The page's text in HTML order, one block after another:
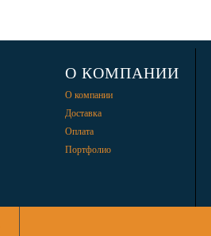
О КОМПАНИИ
О компании
Доставка
Оплата
Портфолио